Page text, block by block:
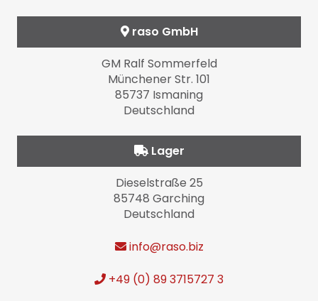
raso GmbH
GM Ralf Sommerfeld
Münchener Str. 101
85737 Ismaning
Deutschland
Lager
Dieselstraße 25
85748 Garching
Deutschland
info@raso.biz
+49 (0) 89 3715727 3